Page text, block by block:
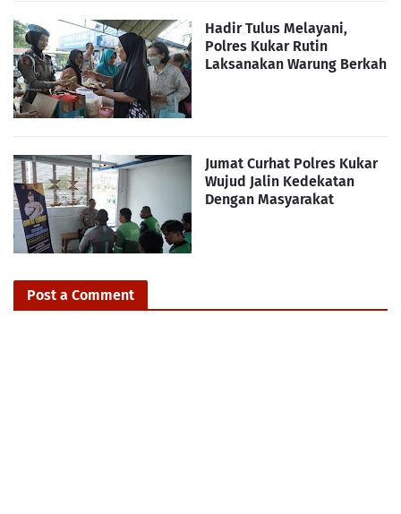
Hadir Tulus Melayani,
Polres Kukar Rutin
Laksanakan Warung Berkah
Jumat Curhat Polres Kukar
Wujud Jalin Kedekatan
Dengan Masyarakat
Post a Comment